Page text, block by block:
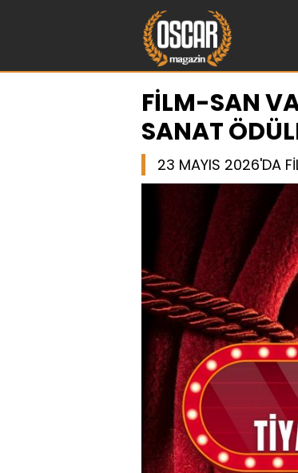
FİLM-SAN
SANAT
23 MAYIS 2026'DA